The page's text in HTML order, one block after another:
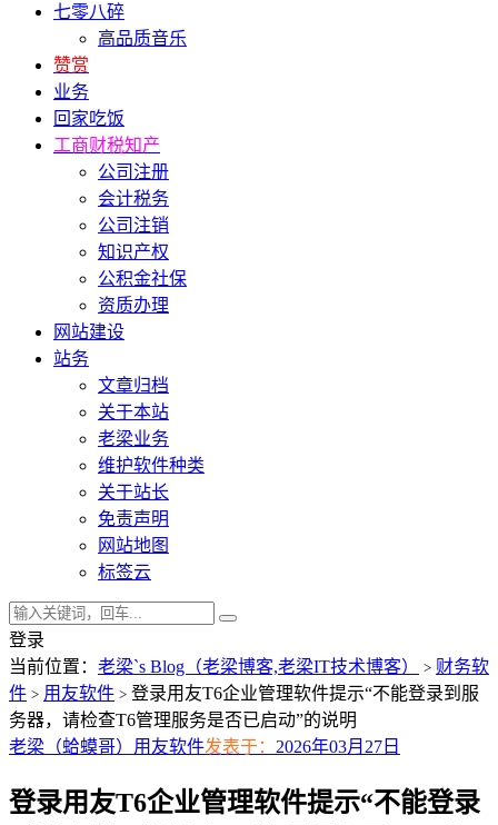
七零八碎
高品质音乐
赞赏
业务
回家吃饭
工商财税知产
公司注册
会计税务
公司注销
知识产权
公积金社保
资质办理
网站建设
站务
文章归档
关于本站
老梁业务
维护软件种类
关于站长
免责声明
网站地图
标签云
登录
当前位置： 老梁`s Blog（老梁博客,老梁IT技术博客） > 财务软
件 > 用友软件 > 登录用友T6企业管理软件提示“不能登录到服
务器，请检查T6管理服务是否已启动”的说明
老梁（蛤蟆哥） 用友软件发表于： 2026年03月27日
登录用友T6企业管理软件提示“不能登录